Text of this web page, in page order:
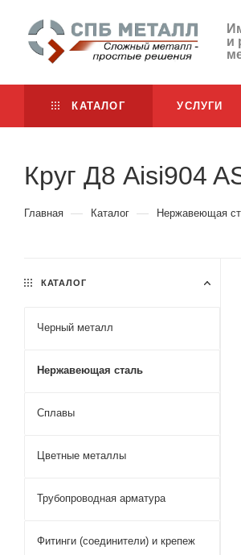
и
КАТАЛОГ УСЛУГИ
Круг Д8 Aisi904
Главная — Каталог — Нержавеющая
КАТАЛОГ
Черный металл
Нержавеющая сталь
Сплавы
Цветные металлы
Трубопроводная арматура
Фитинги (соединители) и крепеж